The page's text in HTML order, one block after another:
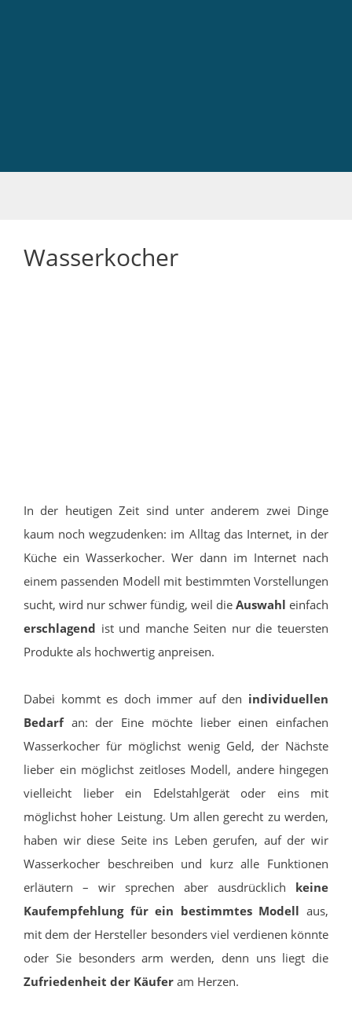
Wasserkocher
In der heutigen Zeit sind unter anderem zwei Dinge
kaum noch wegzudenken: im Alltag das Internet, in der
Küche ein Wasserkocher. Wer dann im Internet nach
einem passenden Modell mit bestimmten Vorstellungen
sucht, wird nur schwer fündig, weil die Auswahl einfach
erschlagend ist und manche Seiten nur die teuersten
Produkte als hochwertig anpreisen.
Dabei kommt es doch immer auf den individuellen
Bedarfan: der Eine möchte lieber einen einfachen
Wasserkocher für möglichst wenig Geld, der Nächste
lieber ein möglichst zeitloses Modell, andere hingegen
vielleicht lieber ein Edelstahlgerät oder eins mit
möglichst hoher Leistung. Um allen gerecht zu werden,
haben wir diese Seite ins Leben gerufen, auf der wir
Wasserkocher beschreiben und kurz alle Funktionen
erläutern – wir sprechen aber ausdrücklich keine
Kaufempfehlung für ein bestimmtes Modell aus,
mit dem der Hersteller besonders viel verdienen könnte
oder Sie besonders arm werden, denn uns liegt die
Zufriedenheit der Käufer am Herzen.